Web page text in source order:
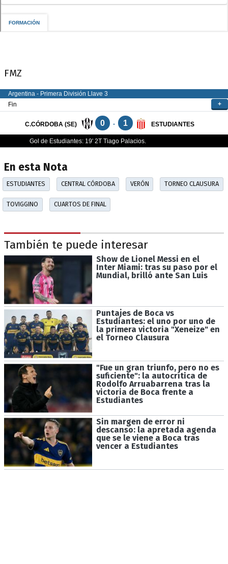
FMZ
En esta Nota
ESTUDIANTES CENTRAL CÓRDOBA VERÓN TORNEO CLAUSURA
TOVIGGINO CUARTOS DE FINAL
También te puede interesar
Show de Lionel Messi en el
Inter Miami: tras su paso por el
Mundial, brilló ante San Luis
Puntajes de Boca vs
Estudiantes: el uno por uno de
la primera victoria "Xeneize" en
el Torneo Clausura
"Fue un gran triunfo, pero no es
suficiente": la autocrítica de
Rodolfo Arruabarrena tras la
victoria de Boca frente a
Estudiantes
Sin margen de error ni
descanso: la apretada agenda
que se le viene a Boca tras
vencer a Estudiantes